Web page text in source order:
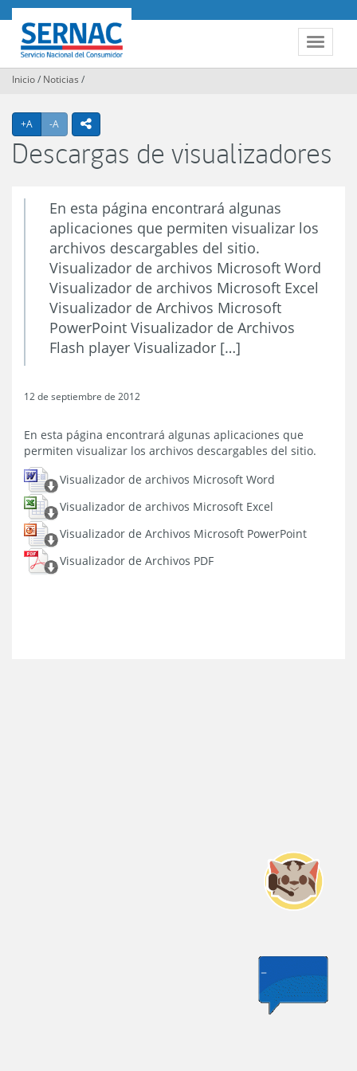
Contenido
principal
Toggle
SERNAC
Inicio/ Noticias /
+A Agrandar texto
-A Achicar textoicono compartir
Descargas de visualizadores
En esta página encontrará algunas
aplicaciones que permiten visualizar los
archivos descargables del sitio.
Visualizador de archivos Microsoft Word
Visualizador de archivos Microsoft Excel
Visualizador de Archivos Microsoft
PowerPoint Visualizador de Archivos
Flash player Visualizador […]
12 de septiembre de 2012
En esta página encontrará algunas aplicaciones que
permiten visualizar los archivos descargables del sitio.
Visualizador de archivos Microsoft Word
Visualizador de archivos Microsoft Excel
Visualizador de Archivos Microsoft PowerPoint
Visualizador de Archivos PDF